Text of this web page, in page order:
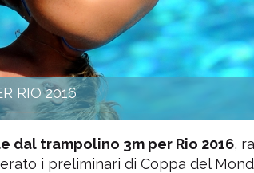
RIO 2016
dal trampolino 3m per Rio 2016,
i preliminari di Coppa del